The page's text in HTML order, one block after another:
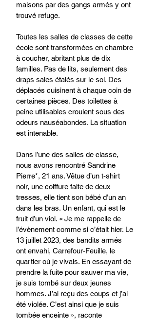
maisons par des gangs armés y ont
trouvé refuge.
Toutes les salles de classes de cette
école sont transformées en chambre
à coucher, abritant plus de dix
familles. Pas de lits, seulement des
draps sales étalés sur le sol. Des
déplacés cuisinent à chaque coin de
certaines pièces. Des toilettes à
peine utilisables croulent sous des
odeurs nauséabondes. La situation
est intenable.
Dans l’une des salles de classe,
nous avons rencontré Sandrine
Pierre*, 21 ans. Vêtue d’un t-shirt
noir, une coiffure faite de deux
tresses, elle tient son bébé d’un an
dans les bras. Un enfant, qui est le
fruit d’un viol. « Je me rappelle de
l’évènement comme si c’était hier. Le
13 juillet 2023, des bandits armés
ont envahi, Carrefour-Feuille, le
quartier où je vivais. En essayant de
prendre la fuite pour sauver ma vie,
je suis tombé sur deux jeunes
hommes. J’ai reçu des coups et j’ai
été violée. C’est ainsi que je suis
tombée enceinte », raconte